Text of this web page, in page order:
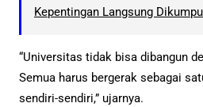
Kepentingan Langsung
“Universitas tidak bisa dibangun
Semua harus bergerak sebagai
sendiri-sendiri,” ujarnya.